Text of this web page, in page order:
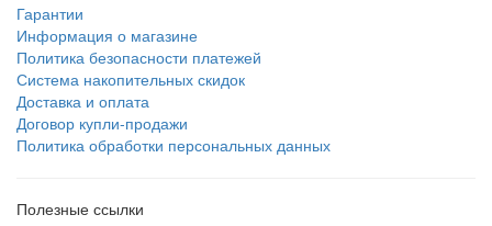
Гарантии
Информация о магазине
Политика безопасности платежей
Система накопительных скидок
Доставка и оплата
Договор купли-продажи
Политика обработки персональных данных
Полезные ссылки